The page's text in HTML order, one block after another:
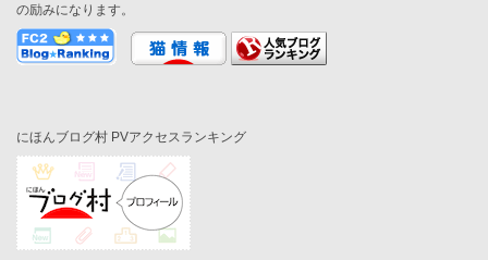
の励みになります。
にほんブログ村 PVアクセスランキング